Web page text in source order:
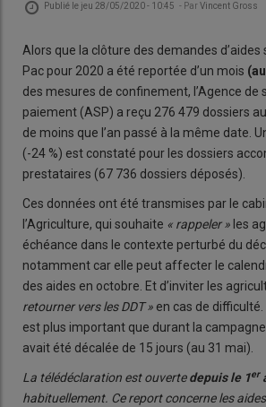
Publié le jeu 28/05/2020 - 10:45 - Par Vincent Gross
Alors que la clôture des demandes d’aides
Pac pour 2020 a été reportée d’un mois
des mesures de confinement, l’Agence de
paiement (ASP) a reçu 276 479 dossiers
de moins que l’an passé à la même date.
(-24 %) est constaté pour les dossiers
prestataires (67 736 dossiers déposés).
Ces données ont été transmises par le
l’Agriculture, qui souhaite « rappeler » les
échéance dans le contexte perturbé du
notamment car elle peut affecter le
des aides en octobre. Et d’inviter les
retourner vers les DDT » en cas de
est plus important que durant la
avait été décalée de 15 jours (au 31 mai).
La télédéclaration est ouvertedepuis le 1er
habituellement. Ce report concerne les